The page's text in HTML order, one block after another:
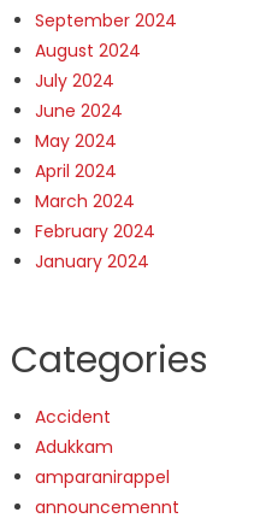
September 2024
August 2024
July 2024
June 2024
May 2024
April 2024
March 2024
February 2024
January 2024
Categories
Accident
Adukkam
amparanirappel
announcemennt